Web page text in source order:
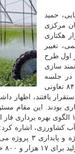
حمید
مرکزی
بازدید خبرنگاران از طرح ۵۵۰ هزار هکتاری
تغییر
اول طرح
جهت توانمند سازی
در جلسه
توانمند سازی و پایداری نظام های بهره برداری با اعلان اینکه ۸۴ تعاونی
استان خوزستان استقرار
موضوع مهم در فاز اول طرح ۵۵۰